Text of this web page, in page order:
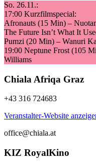
So. 26.11.:
17:00 Kurzfilmspecial:
Afronauts (15 Min) –
The Future Isn’t What It
Pumzi (20 Min) – Wanuri
19:00 Neptune Frost (105
Williams
Chiala Afriqa Graz
+43 316 724683
Veranstalter-Website
office@chiala.at
KIZ RoyalKino